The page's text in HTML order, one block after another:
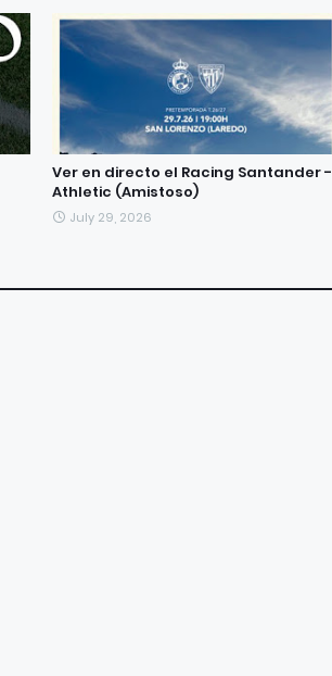
Ver en directo el Racing Santander -
Athletic (Amistoso)
July 29, 2026